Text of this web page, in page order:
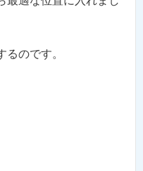
のです。